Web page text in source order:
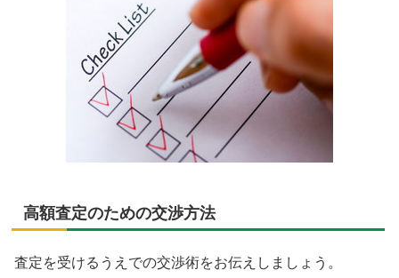
高額査定のための交渉方法
査定を受けるうえでの交渉術をお伝えしましょう。